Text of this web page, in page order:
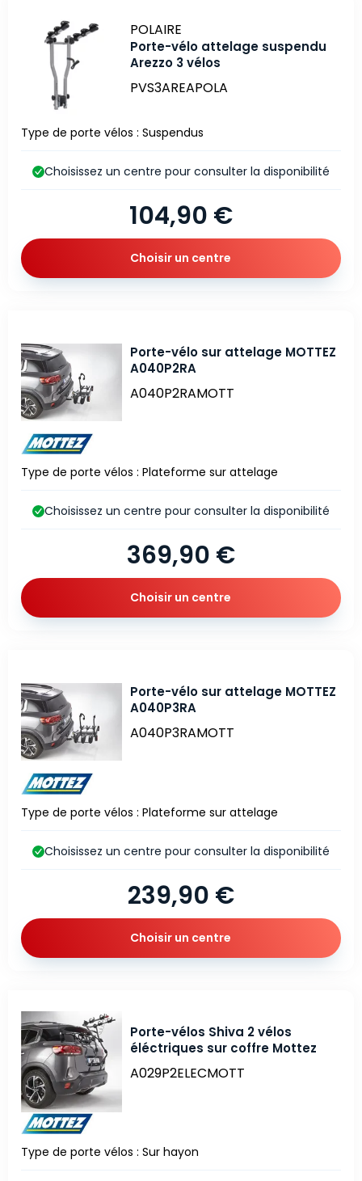
Marque
POLAIRE
Porte-vélo attelage suspendu
Arezzo 3 vélos
PVS3AREAPOLA
Type de porte vélos : Suspendus
104,90 €
Choisissez un centre pour consulter la disponibilité
Choisir un centre
Porte-vélo sur attelage MOTTEZ
A040P2RA
A040P2RAMOTT
Type de porte vélos : Plateforme sur attelage
369,90 €
Choisissez un centre pour consulter la disponibilité
Choisir un centre
Porte-vélo sur attelage MOTTEZ
A040P3RA
A040P3RAMOTT
Type de porte vélos : Plateforme sur attelage
239,90 €
Choisissez un centre pour consulter la disponibilité
Choisir un centre
Porte-vélos Shiva 2 vélos
éléctriques sur coffre Mottez
A029P2ELECMOTT
Type de porte vélos : Sur hayon